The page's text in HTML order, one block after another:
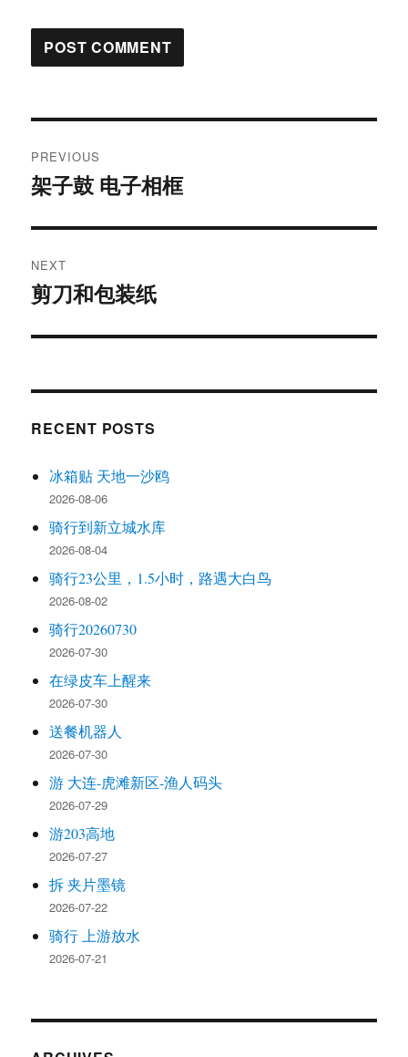
navigation
PREVIOUS
Previous
架子鼓 电子相框
NEXT
Next
剪刀和包装纸
RECENT POSTS
冰箱贴 天地一沙鸥
2026-08-06
骑行到新立城水库
2026-08-04
骑行23公里，1.5小时，路遇大白鸟
2026-08-02
骑行20260730
2026-07-30
在绿皮车上醒来
2026-07-30
送餐机器人
2026-07-30
游 大连-虎滩新区-渔人码头
2026-07-29
游203高地
2026-07-27
拆 夹片墨镜
2026-07-22
骑行 上游放水
2026-07-21